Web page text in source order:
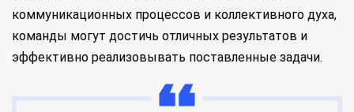
коммуникационных процессов и коллективного духа,
команды могут достичь отличных результатов и
эффективно реализовывать поставленные задачи.